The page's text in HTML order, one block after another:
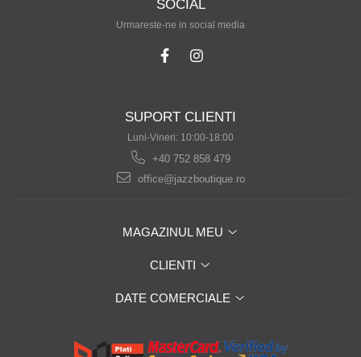
SOCIAL
Urmareste-ne in social media
SUPORT CLIENTI
Luni-Vineri: 10:00-18:00
+40 752 858 479
office@jazzboutique.ro
MAGAZINUL MEU
CLIENTI
DATE COMERCIALE